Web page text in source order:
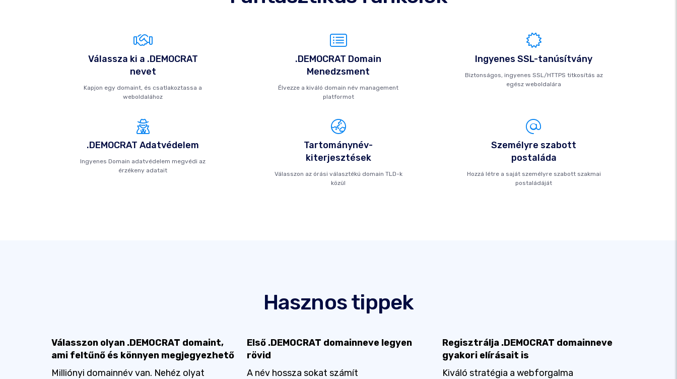
Válassza ki a .DEMOCRAT
nevet
Kapjon egy domaint, és csatlakoztassa a
weboldalához
.DEMOCRAT Domain
Menedzsment
Élvezze a kiváló domain név management
platformot
Ingyenes SSL-tanúsítvány
Biztonságos, ingyenes SSL/HTTPS titkosítás az
egész weboldalára
.DEMOCRAT Adatvédelem
Ingyenes Domain adatvédelem megvédi az
érzékeny adatait
Tartománynév-
kiterjesztések
Válasszon az órási választékú domain TLD-k
közül
Személyre szabott
postaláda
Hozzá létre a saját személyre szabott szakmai
postaládáját
Hasznos tippek
Válasszon olyan .DEMOCRAT domaint,
ami feltűnő és könnyen megjegyezhető
Milliónyi domainnév van. Nehéz olyat
Első .DEMOCRAT domainneve legyen
rövid
A név hossza sokat számít
Regisztrálja .DEMOCRAT domainneve
gyakori elírásait is
Kiváló stratégia a webforgalma